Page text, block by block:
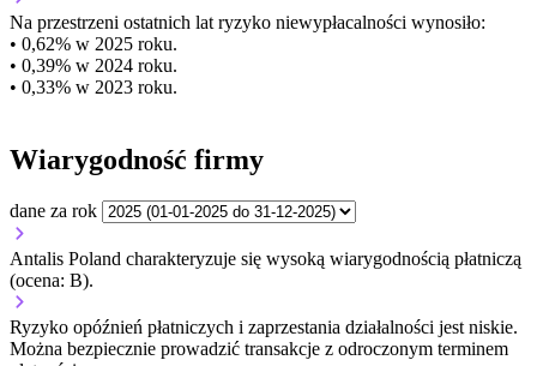
Na przestrzeni ostatnich lat ryzyko niewypłacalności wynosiło:
• 0,62% w 2025 roku.
• 0,39% w 2024 roku.
• 0,33% w 2023 roku.
Wiarygodność firmy
dane za rok
Antalis Poland charakteryzuje się wysoką wiarygodnością płatniczą
(ocena: B).
Ryzyko opóźnień płatniczych i zaprzestania działalności jest niskie.
Można bezpiecznie prowadzić transakcje z odroczonym terminem